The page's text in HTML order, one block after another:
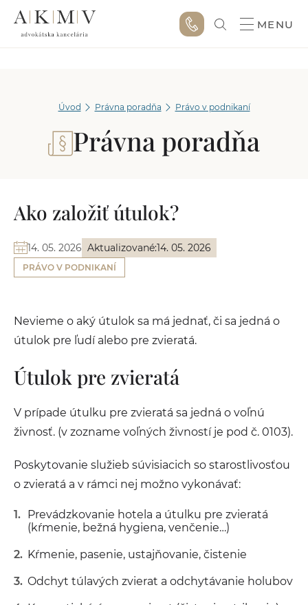
MENU
Úvod Právna poradňa Právo v podnikaní
Právna poradňa
Ako založiť útulok?
14. 05. 2026 Aktualizované:14. 05. 2026
PRÁVO V PODNIKANÍ
Nevieme o aký útulok sa má jednať, či sa jedná o
útulok pre ľudí alebo pre zvieratá.
Útulok pre zvieratá
V prípade útulku pre zvieratá sa jedná o voľnú
živnosť. (v zozname voľných živností je pod č. 0103).
Poskytovanie služieb súvisiacich so starostlivosťou
o zvieratá a v rámci nej možno vykonávať:
Prevádzkovanie hotela a útulku pre zvieratá
(kŕmenie, bežná hygiena, venčenie…)
Kŕmenie, pasenie, ustajňovanie, čistenie
Odchyt túlavých zvierat a odchytávanie holubov